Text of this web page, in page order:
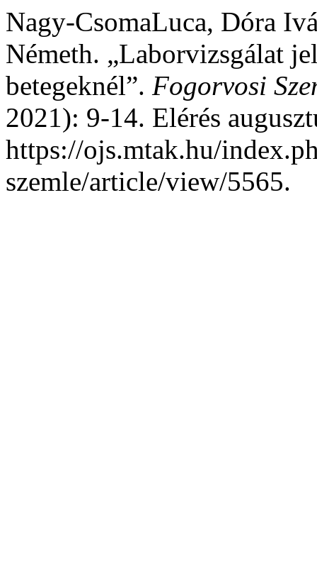
Nagy-CsomaLuca, Dóra
Németh. „Laborvizsgálat
betegeknél”. Fogorvosi
2021): 9-14. Elérés
https://ojs.mtak.hu/
szemle/article/view/5565.